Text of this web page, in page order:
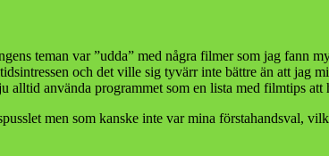
teman var ”udda” med några filmer som jag fann
och det ville sig tyvärr inte bättre än att
alltid använda programmet som en lista med filmtips att
men som kanske inte var mina förstahandsval,